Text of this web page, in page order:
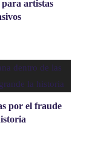
artistas
por el fraude